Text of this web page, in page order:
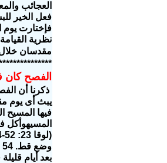
العجائب
نظرية
مقدسان خلال
الفصح
المسيهوأكل